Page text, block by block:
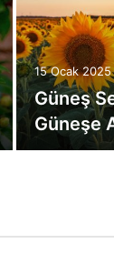
15 Ocak 2025
Güneş
Güneşe